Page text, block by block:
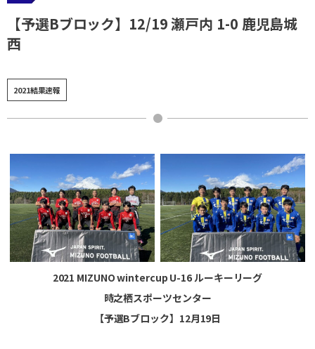
【予選Bブロック】12/19 瀬戸内 1-0 鹿児島城
西
2021結果速報
2021 MIZUNO wintercup U-16 ルーキーリーグ
時之栖スポーツセンター
【予選Bブロック】12月19日